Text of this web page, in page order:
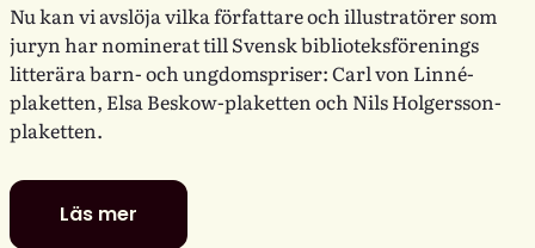
Nu kan vi avslöja vilka författare och illustratörer som
juryn har nominerat till Svensk biblioteksförenings
litterära barn- och ungdomspriser: Carl von Linné-
plaketten, Elsa Beskow-plaketten och Nils Holgersson-
plaketten.
Läs mer
De